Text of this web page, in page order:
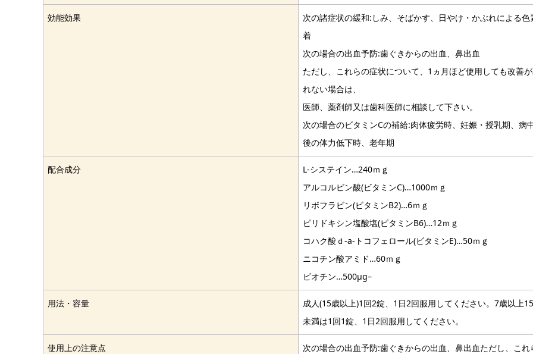
効能効果
次の諸症状の緩和:しみ、そばかす、日やけ・かぶれによる色
着
次の場合の出血予防:歯ぐきからの出血、鼻出血
ただし、これらの症状について、1ヵ月ほど使用しても改善
れない場合は、
医師、薬剤師又は歯科医師に相談して下さい。
次の場合のビタミンCの補給:肉体疲労時、妊娠・授乳期、病
後の体力低下時、老年期
配合成分
L-システイン…240ｍｇ
アルコルビン酸(ビタミンC)…1000ｍｇ
リボフラビン(ビタミンB2)…6ｍｇ
ピリドキシン塩酸塩(ビタミンB6)…12ｍｇ
コハク酸ｄ-a-トコフェロール(ビタミンE)…50ｍｇ
ニコチン酸アミド…60ｍｇ
ビオチン…500μg–
用法・容量
成人(15歳以上)1回2錠、1日2回服用してください。7歳以上
未満は1回1錠、1日2回服用してください。
使用上の注意点
次の場合の出血予防:歯ぐきからの出血、鼻出血ただし、これ